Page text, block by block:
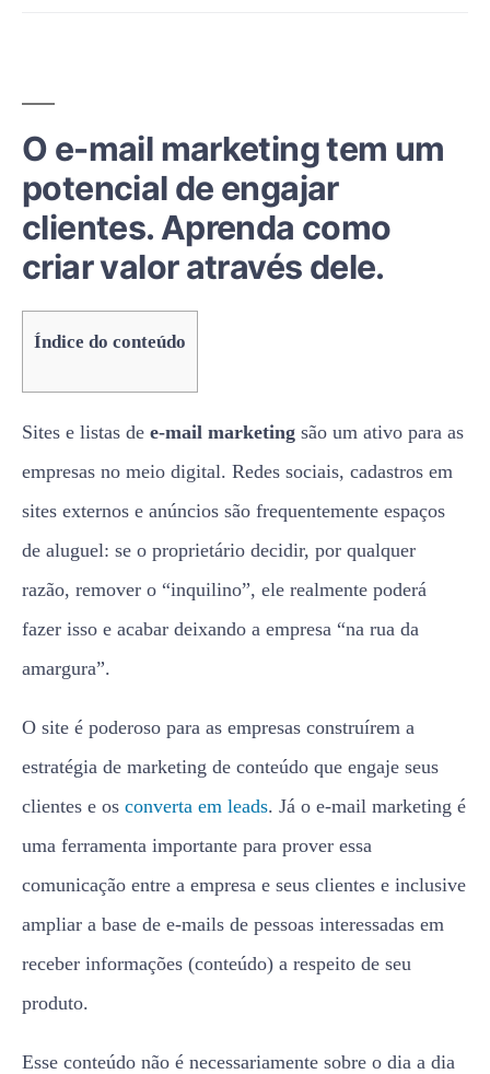
O e-mail marketing tem um
potencial de engajar
clientes. Aprenda como
criar valor através dele.
Índice do conteúdo
Sites e listas de e-mail marketing são um ativo para as
empresas no meio digital. Redes sociais, cadastros em
sites externos e anúncios são frequentemente espaços
de aluguel: se o proprietário decidir, por qualquer
razão, remover o “inquilino”, ele realmente poderá
fazer isso e acabar deixando a empresa “na rua da
amargura”.
O site é poderoso para as empresas construírem a
estratégia de marketing de conteúdo que engaje seus
clientes e os converta em leads. Já o e-mail marketing é
uma ferramenta importante para prover essa
comunicação entre a empresa e seus clientes e inclusive
ampliar a base de e-mails de pessoas interessadas em
receber informações (conteúdo) a respeito de seu
produto.
Esse conteúdo não é necessariamente sobre o dia a dia